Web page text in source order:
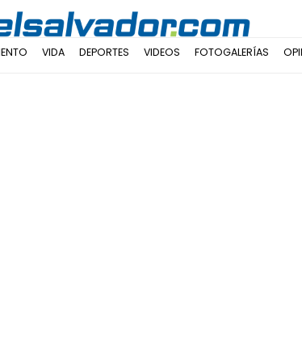
VIDA DEPORTES VIDEOS FOTOGALERÍAS